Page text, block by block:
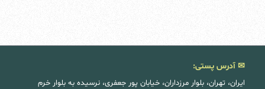
✉ آدرس پستی:
ایران، تهران، بلوار مرزداران، خیابان پور جعفری، نرسیده به بلوار خرم